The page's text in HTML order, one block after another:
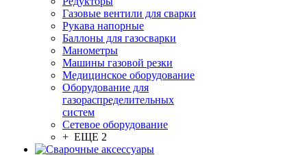
Газовые вентили для сварки
Рукава напорные
Баллоны для газосварки
Манометры
Машины газовой резки
Медицинское оборудование
Оборудование для
газораспределительных
систем
Сетевое оборудование
+ ЕЩЕ 2